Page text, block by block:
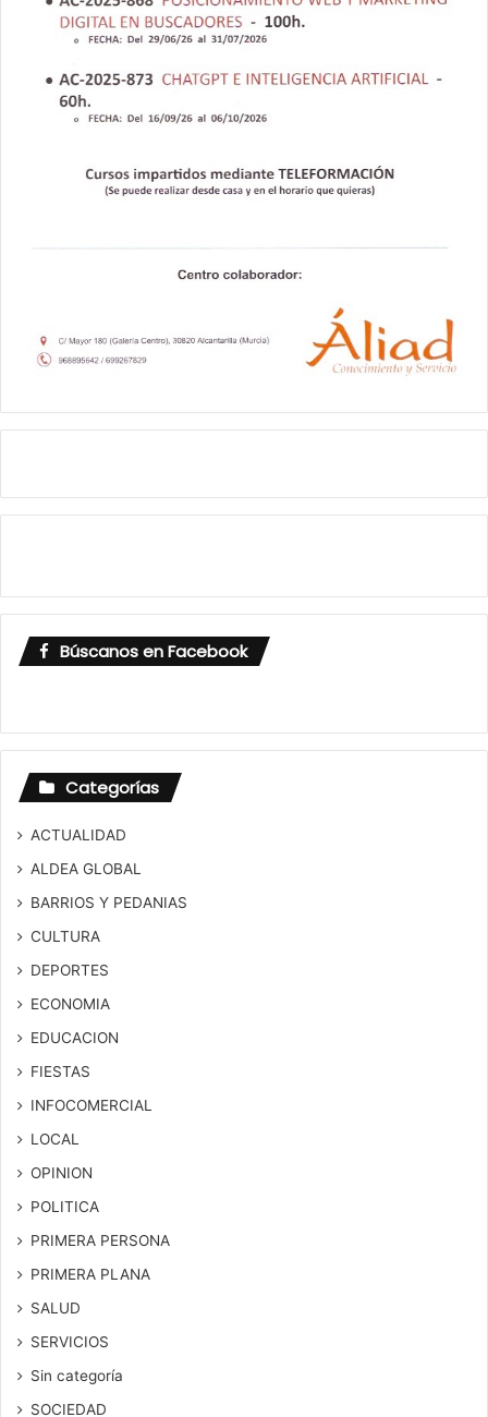
Búscanos en Facebook
Categorías
ACTUALIDAD
ALDEA GLOBAL
BARRIOS Y PEDANIAS
CULTURA
DEPORTES
ECONOMIA
EDUCACION
FIESTAS
INFOCOMERCIAL
LOCAL
OPINION
POLITICA
PRIMERA PERSONA
PRIMERA PLANA
SALUD
SERVICIOS
Sin categoría
SOCIEDAD